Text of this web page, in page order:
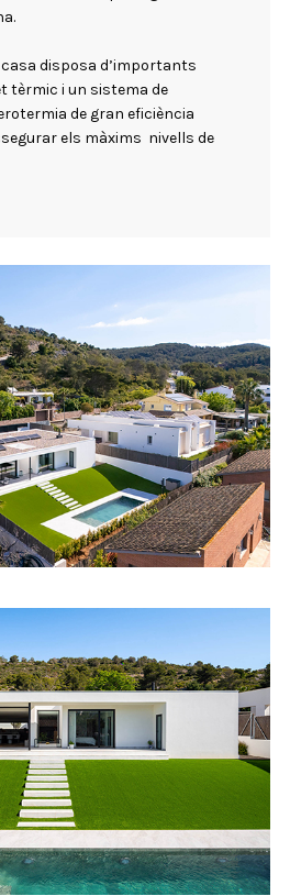
casa disposa d’importants
tèrmic i un sistema de
de gran eficiència
els màxims nivells de